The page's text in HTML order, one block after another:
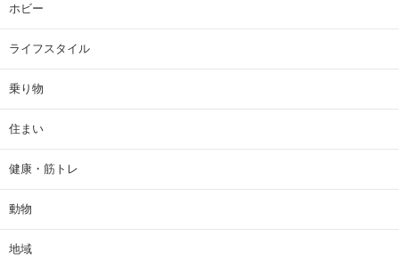
ホビー
ライフスタイル
乗り物
住まい
健康・筋トレ
動物
地域